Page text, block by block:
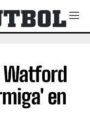
Watford
en